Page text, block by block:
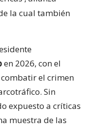
la cual también
en 2026, con el
el crimen
Sin
expuesto a críticas
muestra de las